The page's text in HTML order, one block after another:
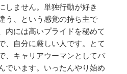
しません。単独行動が好き
う、という感覚の持ち主で
内には高いプライドを秘めて
、自分に厳しい人です。とて
、キャリアウーマンとしてバ
でいます。いったんやり始め